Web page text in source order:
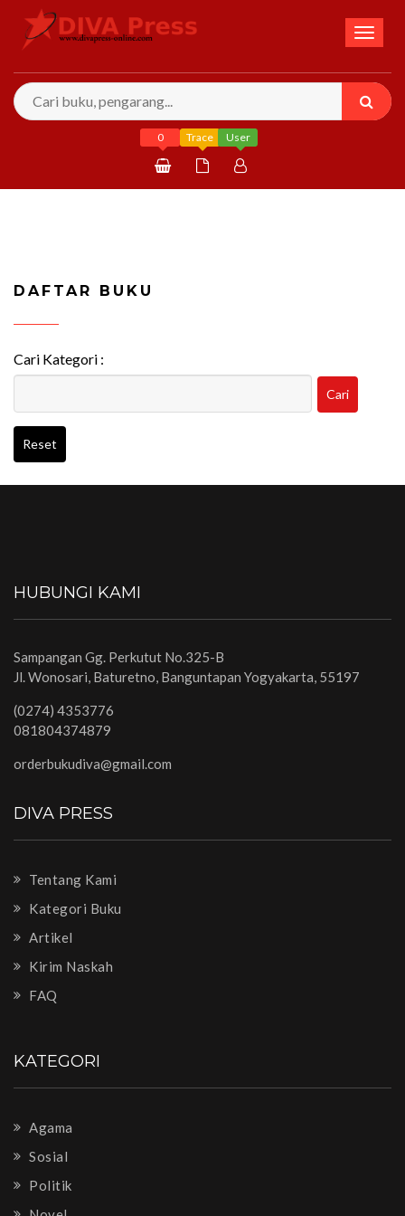
0 Trace User
DAFTAR BUKU
Cari Kategori :
Cari
Reset
HUBUNGI KAMI
Sampangan Gg. Perkutut No.325-B
Jl. Wonosari, Baturetno, Banguntapan Yogyakarta, 55197
(0274) 4353776
081804374879
orderbukudiva@gmail.com
DIVA PRESS
Tentang Kami
Kategori Buku
Artikel
Kirim Naskah
FAQ
KATEGORI
Agama
Sosial
Politik